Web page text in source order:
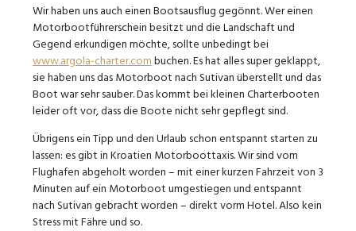
Wir haben uns auch einen Bootsausflug gegönnt. Wer einen
Motorbootführerschein besitzt und die Landschaft und
Gegend erkundigen möchte, sollte unbedingt bei
www.argola-charter.combuchen. Es hat alles super geklappt,
sie haben uns das Motorboot nach Sutivan überstellt und das
Boot war sehr sauber. Das kommt bei kleinen Charterbooten
leider oft vor, dass die Boote nicht sehr gepflegt sind.
Übrigens ein Tipp und den Urlaub schon entspannt starten zu
lassen: es gibt in Kroatien Motorboottaxis. Wir sind vom
Flughafen abgeholt worden – mit einer kurzen Fahrzeit von 3
Minuten auf ein Motorboot umgestiegen und entspannt
nach Sutivan gebracht worden – direkt vorm Hotel. Also kein
Stress mit Fähre und so.